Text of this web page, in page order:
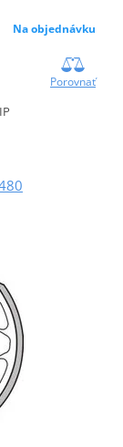
Na objednávku
Porovnať